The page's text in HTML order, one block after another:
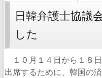
日韓弁護士協議
した
１０月１４日から１８
出席するために、韓国の